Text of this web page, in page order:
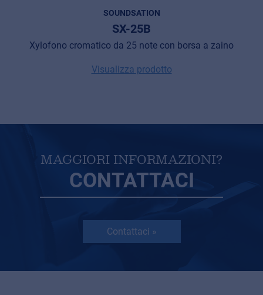
SOUNDSATION
SX-25B
Xylofono cromatico da 25 note con borsa a zaino
Visualizza prodotto
MAGGIORI INFORMAZIONI?
CONTATTACI
Contattaci »